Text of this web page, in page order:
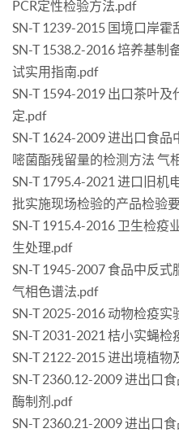
PCR定性检验方法.pdf
SN-T 1239-2015 国境口岸霍
SN-T 1538.2-2016 培养基制
试实用指南.pdf
SN-T 1594-2019 出口茶叶
定.pdf
SN-T 1624-2009 进出口食品
嘧菌酯残留量的检测方法 气
SN-T 1795.4-2021 进口旧机
批实施现场检验的产品检验
SN-T 1915.4-2016 卫生检疫
生处理.pdf
SN-T 1945-2007 食品中反
气相色谱法.pdf
SN-T 2025-2016 动物检疫
SN-T 2031-2021 桔小实蝇检
SN-T 2122-2015 进出境植
SN-T 2360.12-2009 进出口
酶制剂.pdf
SN-T 2360.21-2009 进出口